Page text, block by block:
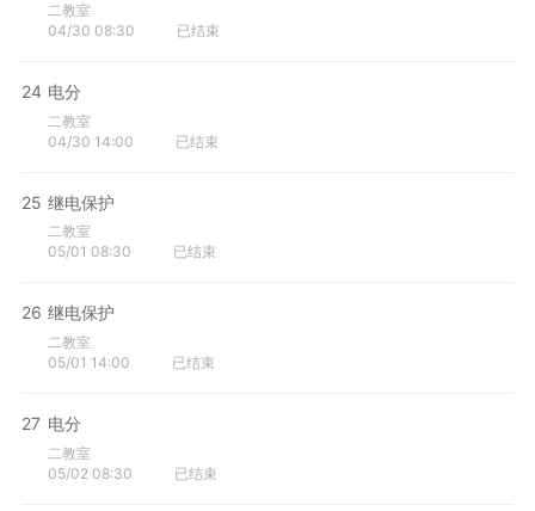
二教室
04/30 08:30
已结束
24 电分
二教室
04/30 14:00
已结束
25 继电保护
二教室
05/01 08:30
已结束
26 继电保护
二教室
05/01 14:00
已结束
27 电分
二教室
05/02 08:30
已结束